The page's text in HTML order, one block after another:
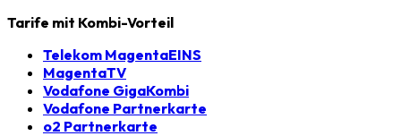
Tarife mit Kombi-Vorteil
Telekom MagentaEINS
MagentaTV
Vodafone GigaKombi
Vodafone Partnerkarte
o2 Partnerkarte